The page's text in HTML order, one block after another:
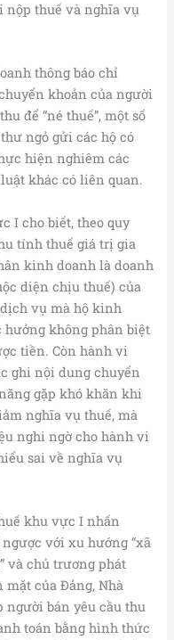
nộp thuế và nghĩa vụ
thông báo chỉ
khoản của người
để “né thuế”, một số
ngỏ gửi các hộ có
hiện nghiêm các
khác có liên quan.
I cho biết, theo quy
tính thuế giá trị gia
kinh doanh là doanh
diện chịu thuế) của
vụ mà hộ kinh
không phân biệt
tiền. Còn hành vi
ghi nội dung chuyển
gặp khó khăn khi
nghĩa vụ thuế, mà
nghi ngờ cho hành vi
sai về nghĩa vụ
khu vực I nhấn
với xu hướng “xã
và chủ trương phát
của Đảng, Nhà
người bán yêu cầu thu
toán bằng hình thức